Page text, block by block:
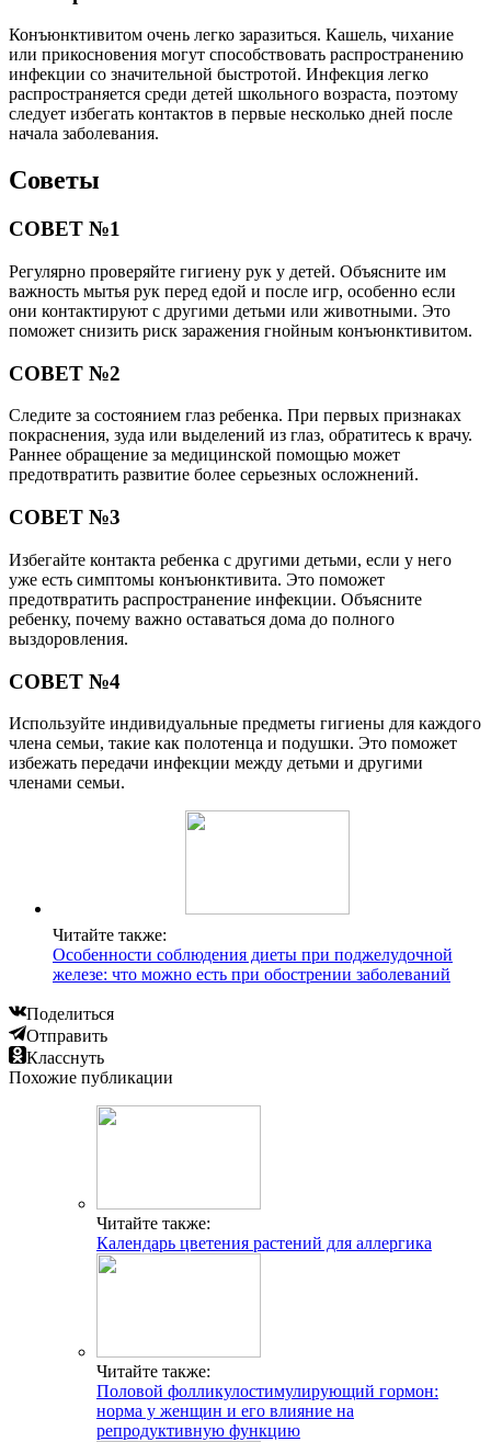
Конъюнктивитом очень легко заразиться. Кашель, чихание
или прикосновения могут способствовать распространению
инфекции со значительной быстротой. Инфекция легко
распространяется среди детей школьного возраста, поэтому
следует избегать контактов в первые несколько дней после
начала заболевания.
Советы
СОВЕТ №1
Регулярно проверяйте гигиену рук у детей. Объясните им
важность мытья рук перед едой и после игр, особенно если
они контактируют с другими детьми или животными. Это
поможет снизить риск заражения гнойным конъюнктивитом.
СОВЕТ №2
Следите за состоянием глаз ребенка. При первых признаках
покраснения, зуда или выделений из глаз, обратитесь к врачу.
Раннее обращение за медицинской помощью может
предотвратить развитие более серьезных осложнений.
СОВЕТ №3
Избегайте контакта ребенка с другими детьми, если у него
уже есть симптомы конъюнктивита. Это поможет
предотвратить распространение инфекции. Объясните
ребенку, почему важно оставаться дома до полного
выздоровления.
СОВЕТ №4
Используйте индивидуальные предметы гигиены для каждого
члена семьи, такие как полотенца и подушки. Это поможет
избежать передачи инфекции между детьми и другими
членами семьи.
Читайте также:
Особенности соблюдения диеты при поджелудочной
железе: что можно есть при обострении заболеваний
Поделиться
Отправить
Класснуть
Похожие публикации
Читайте также:
Календарь цветения растений для аллергика
Читайте также:
Половой фолликулостимулирующий гормон:
норма у женщин и его влияние на
репродуктивную функцию